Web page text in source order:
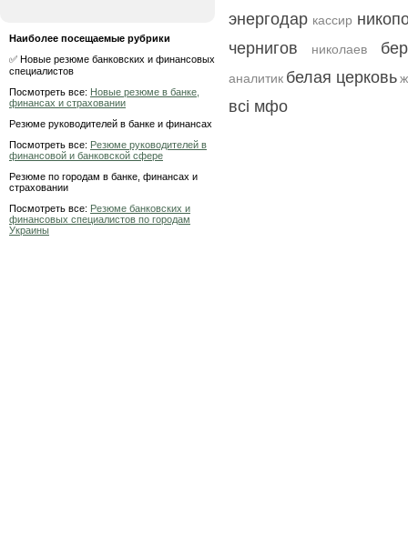
Наиболее посещаемые рубрики
✅ Новые резюме банковских и финансовых
специалистов
Посмотреть все: Новые резюме в банке,
финансах и страховании
Резюме руководителей в банке и финансах
Посмотреть все: Резюме руководителей в
финансовой и банковской сфере
Резюме по городам в банке, финансах и
страховании
Посмотреть все: Резюме банковских и
финансовых специалистов по городам
Украины
энергодар кассир
чернигов
николаев
аналитик белая церковь
всі мфо